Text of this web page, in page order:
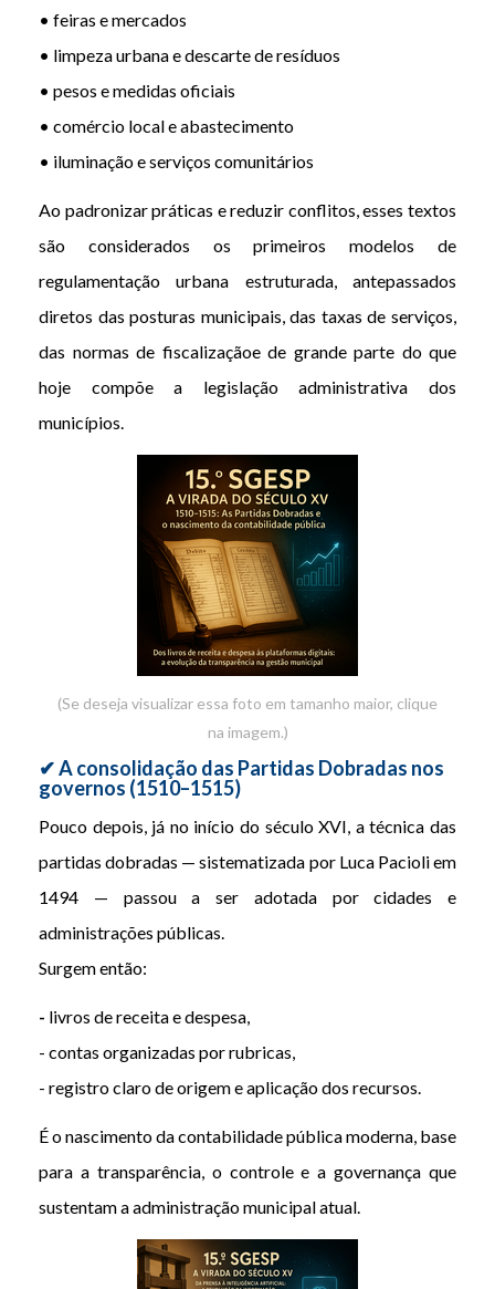
• feiras e mercados
• limpeza urbana e descarte de resíduos
• pesos e medidas oficiais
• comércio local e abastecimento
• iluminação e serviços comunitários
Ao padronizar práticas e reduzir conflitos, esses textos
são considerados os primeiros modelos de
regulamentação urbana estruturada, antepassados
diretos das posturas municipais, das taxas de serviços,
das normas de fiscalizaçãoe de grande parte do que
hoje compõe a legislação administrativa dos
municípios.
(Se deseja visualizar essa foto em tamanho maior, clique
na imagem.)
✔ A consolidação das Partidas Dobradas nos
governos (1510–1515)
Pouco depois, já no início do século XVI, a técnica das
partidas dobradas — sistematizada por Luca Pacioli em
1494 — passou a ser adotada por cidades e
administrações públicas.
Surgem então:
- livros de receita e despesa,
- contas organizadas por rubricas,
- registro claro de origem e aplicação dos recursos.
É o nascimento da contabilidade pública moderna, base
para a transparência, o controle e a governança que
sustentam a administração municipal atual.